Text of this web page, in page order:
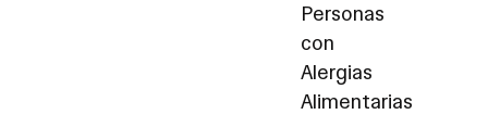
Personas
con
Alergias
Alimentarias